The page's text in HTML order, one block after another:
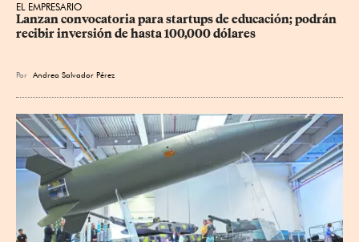
EL EMPRESARIO
Lanzan convocatoria para startups de educación; podrán
recibir inversión de hasta 100,000 dólares
Por Andrea Salvador Pérez